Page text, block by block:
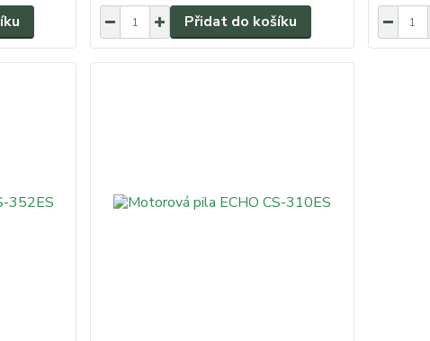
Přidat do košíku